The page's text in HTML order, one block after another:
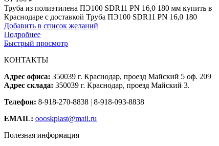
Труба из полиэтилена ПЭ100 SDR11 PN 16,0 180 мм купить в
Краснодаре с доставкой Труба ПЭ100 SDR11 PN 16,0 180
Добавить в список желаний
Подробнее
Быстрый просмотр
КОНТАКТЫ
Адрес офиса: 350039 г. Краснодар, проезд Майский 5 оф. 209
Адрес склада: 350039 г. Краснодар, проезд Майский 3.
Телефон: 8-918-270-8838 | 8-918-093-8838
EMAIL: oooskplast@mail.ru
Полезная информация